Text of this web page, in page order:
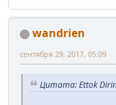
wandrien
сентября 29, 2017, 05:09
Цитата: Ettok